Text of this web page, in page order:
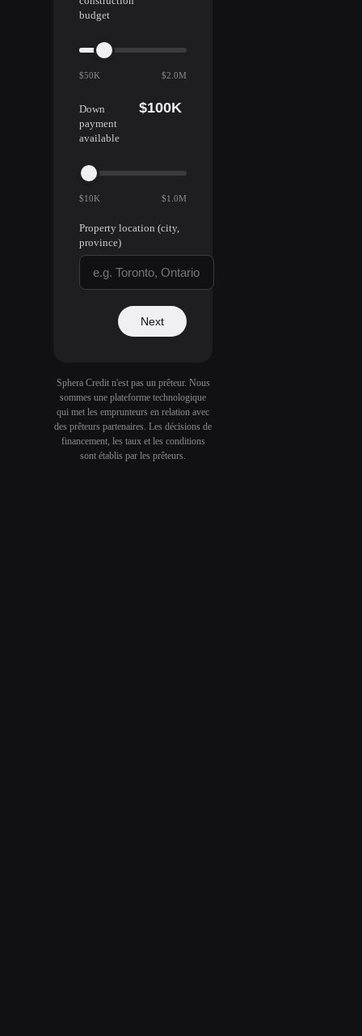
budget
$50K $2.0M
Down
payment
available
$100K
$10K $1.0M
Property location (city,
province)
Next
Sphera Credit n'est pas un prêteur. Nous
sommes une plateforme technologique
qui met les emprunteurs en relation avec
des prêteurs partenaires. Les décisions de
financement, les taux et les conditions
sont établis par les prêteurs.